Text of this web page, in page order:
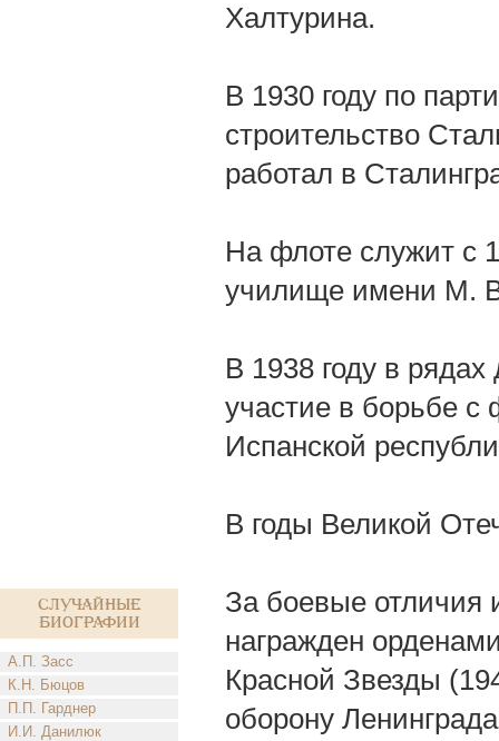
Случайные
биографии
А.П. Засс
К.Н. Бюцов
П.П. Гарднер
И.И. Данилюк
Халтурина.
В 1930 году по
строительство
работал в
На флоте служит с
училище имени М.
В 1938 году в
участие в борьбе с
Испанской
В годы Великой
За боевые отличия
награжден
Красной Звезды
оборону